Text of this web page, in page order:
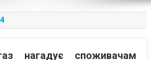
нагадує споживачам